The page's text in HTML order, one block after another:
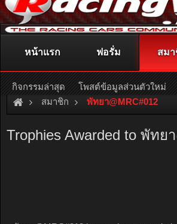
ติดต่อลงโฆษณา racingweb@gmail.comหรื
หรืออ่านรายละเอียดเพิ่มเติม
สมาชิก พัทยา@MRC#012
Trophies Awarded to พัทย
หน้าแรก ฟอรั่ม สม
กิจกรรมล่าสุด โพสต์ข้อมูลส่วนตัวใหม่